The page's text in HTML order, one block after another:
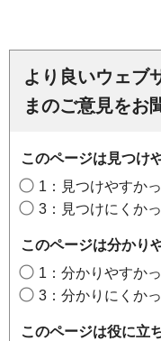
より良いウェブ
まのご意見をお
このページは見つけ
1：見つけやすか
3：見つけにくか
このページは分かり
1：分かりやすか
3：分かりにくか
このページは役に立